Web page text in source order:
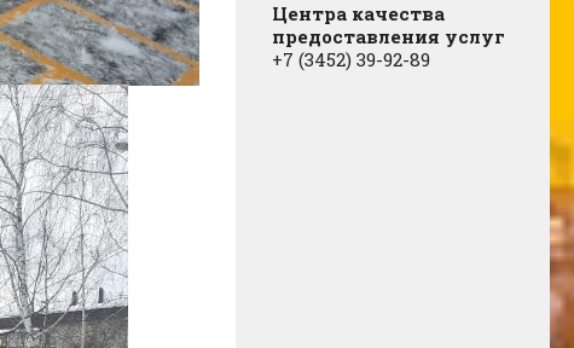
Центра качества
предоставления услуг
+7 (3452) 39-92-89